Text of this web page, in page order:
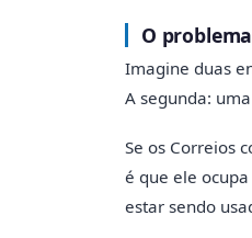
O
Imagine duas
A segunda:
Se os Correios
é que ele
estar sendo